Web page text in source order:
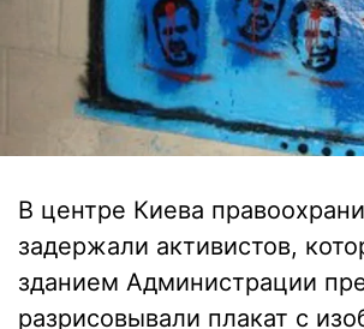
В центре Киева
задержали активистов,
зданием Администрации
разрисовывали плакат с